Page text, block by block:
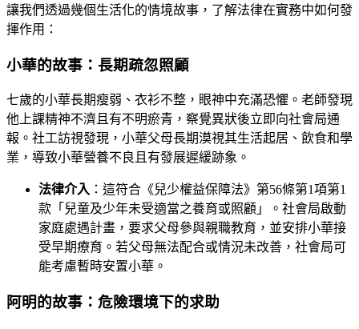
讓我們透過幾個生活化的情境故事，了解法律在實務中如何發
揮作用：
小華的故事：長期疏忽照顧
七歲的小華長期瘦弱、衣衫不整，眼神中充滿恐懼。老師發現
他上課精神不濟且有不明瘀青，察覺異狀後立即向社會局通
報。社工訪視發現，小華父母長期漠視其生活起居、飲食和學
業，導致小華營養不良且有發展遲緩跡象。
法律介入 ：這符合《兒少權益保障法》第56條第1項第1
款「兒童及少年未受適當之養育或照顧」。社會局啟動
家庭處遇計畫，要求父母參與親職教育，並安排小華接
受早期療育。若父母無法配合或情況未改善，社會局可
能考慮暫時安置小華。
阿明的故事：危險環境下的求助